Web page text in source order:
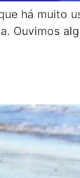
há muito